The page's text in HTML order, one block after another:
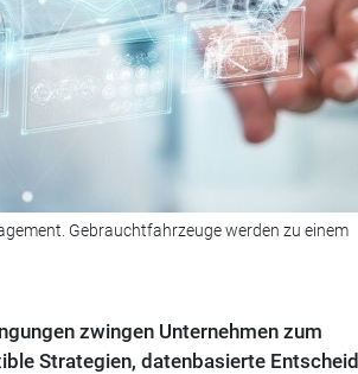
Gebrauchtfahrzeuge werden zu einem
zwingen Unternehmen zum
Strategien, datenbasierte